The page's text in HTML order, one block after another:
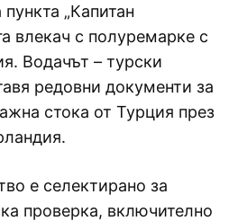
„Капитан
влекач с полуремарке с
Водачът – турски
редовни документи за
стока от Турция през
е селектирано за
проверка, включително